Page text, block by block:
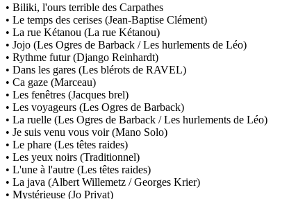
• Biliki, l'ours terrible des Carpathes
• Le temps des cerises (Jean-Baptise Clément)
• La rue Kétanou (La rue Kétanou)
• Jojo (Les Ogres de Barback / Les hurlements de Léo)
• Rythme futur (Django Reinhardt)
• Dans les gares (Les blérots de RAVEL)
• Ca gaze (Marceau)
• Les fenêtres (Jacques brel)
• Les voyageurs (Les Ogres de Barback)
• La ruelle (Les Ogres de Barback / Les hurlements de Léo)
• Je suis venu vous voir (Mano Solo)
• Le phare (Les têtes raides)
• Les yeux noirs (Traditionnel)
• L'une à l'autre (Les têtes raides)
• La java (Albert Willemetz / Georges Krier)
• Mystérieuse (Jo Privat)